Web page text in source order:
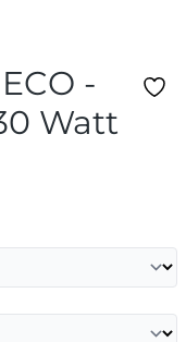
-
Watt